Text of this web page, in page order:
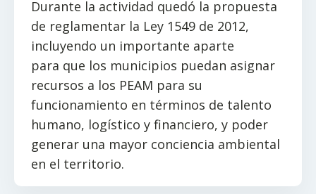
Durante la actividad quedó la propuesta
de reglamentar la Ley 1549 de 2012,
incluyendo un importante aparte
para que los municipios puedan asignar
recursos a los PEAM para su
funcionamiento en términos de talento
humano, logístico y financiero, y poder
generar una mayor conciencia ambiental
en el territorio.